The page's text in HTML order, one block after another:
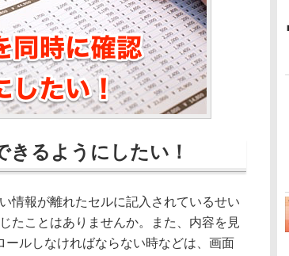
きるようにしたい！
情報が離れたセルに記入されているせい
たことはありませんか。また、内容を見
ルしなければならない時などは、画面